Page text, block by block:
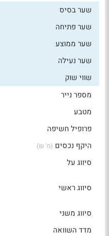
שער בסיס
שער פתיחה
שער ממוצע
שער נעילה
שווי שוק
מספר נייר
מטבע
פרופיל חשיפה
היקף נכסים (מ' ₪)
סיווג על
סיווג ראשי
סיווג משני
מדד השוואה